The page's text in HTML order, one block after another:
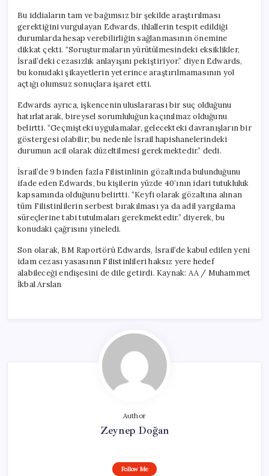
Bu iddiaların tam ve bağımsız bir şekilde araştırılması
gerektiğini vurgulayan Edwards, ihlallerin tespit edildiği
durumlarda hesap verebilirliğin sağlanmasının önemine
dikkat çekti. “Soruşturmaların yürütülmesindeki eksiklikler,
İsrail’deki cezasızlık anlayışını pekiştiriyor.” diyen Edwards,
bu konudaki şikayetlerin yeterince araştırılmamasının yol
açtığı olumsuz sonuçlara işaret etti.
Edwards ayrıca, işkencenin uluslararası bir suç olduğunu
hatırlatarak, bireysel sorumluluğun kaçınılmaz olduğunu
belirtti. “Geçmişteki uygulamalar, gelecekteki davranışların bir
göstergesi olabilir; bu nedenle İsrail hapishanelerindeki
durumun acil olarak düzeltilmesi gerekmektedir.” dedi.
İsrail’de 9 binden fazla Filistinlinin gözaltında bulunduğunu
ifade eden Edwards, bu kişilerin yüzde 40’ının idari tutukluluk
kapsamında olduğunu belirtti. “Keyfi olarak gözaltına alınan
tüm Filistinlilerin serbest bırakılması ya da adil yargılama
süreçlerine tabi tutulmaları gerekmektedir.” diyerek, bu
konudaki çağrısını yineledi.
Son olarak, BM Raportörü Edwards, İsrail’de kabul edilen yeni
idam cezası yasasının Filistinlileri haksız yere hedef
alabileceği endişesini de dile getirdi. Kaynak: AA / Muhammet
İkbal Arslan
Author
Zeynep Doğan
Follow Me